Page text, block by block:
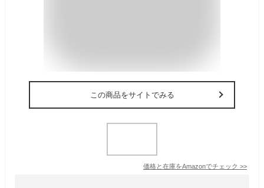
この商品をサイトでみる
価格と在庫をAmazonでチェック >>